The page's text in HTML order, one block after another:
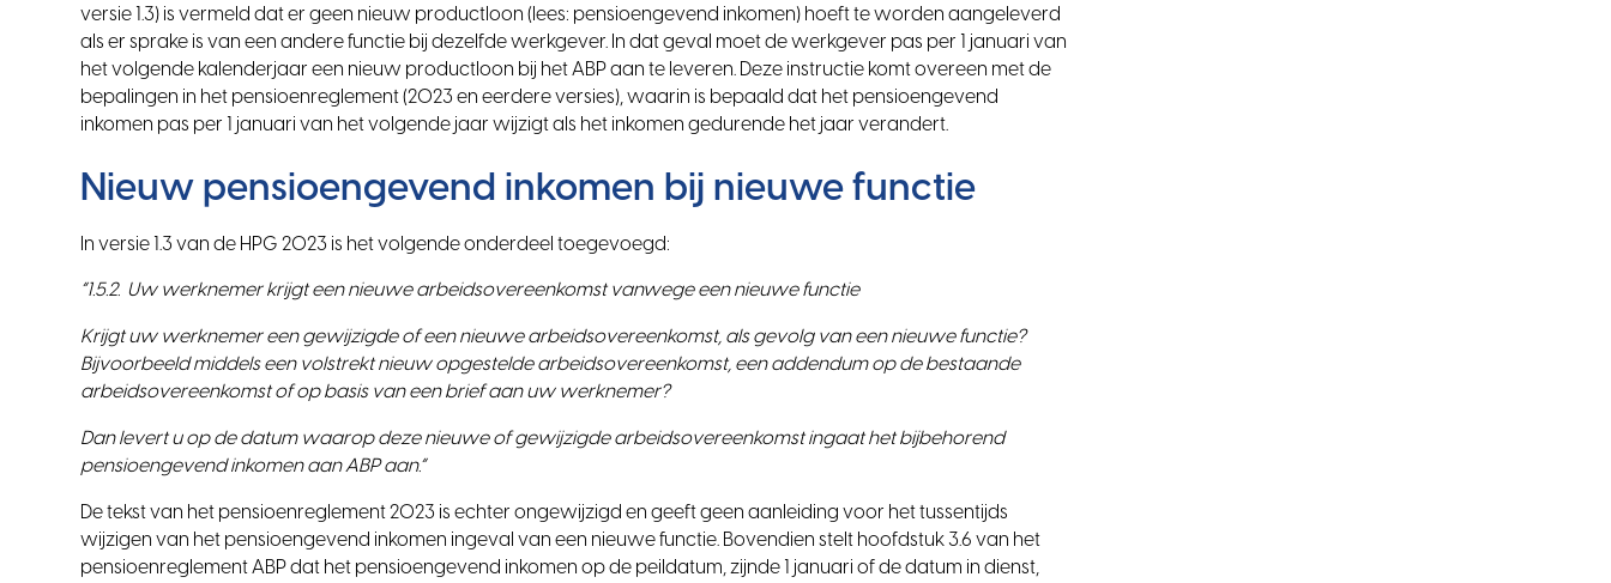
versie 1.3) is vermeld dat er geen nieuw productloon (lees: pensioengevend inkomen) hoeft te worden aangeleverd
als er sprake is van een andere functie bij dezelfde werkgever. In dat geval moet de werkgever pas per 1 januari van
het volgende kalenderjaar een nieuw productloon bij het ABP aan te leveren. Deze instructie komt overeen met de
bepalingen in het pensioenreglement (2023 en eerdere versies), waarin is bepaald dat het pensioengevend
inkomen pas per 1 januari van het volgende jaar wijzigt als het inkomen gedurende het jaar verandert.
Nieuw pensioengevend inkomen bij nieuwe functie
In versie 1.3 van de HPG 2023 is het volgende onderdeel toegevoegd:
“1.5.2. Uw werknemer krijgt een nieuwe arbeidsovereenkomst vanwege een nieuwe functie
Krijgt uw werknemer een gewijzigde of een nieuwe arbeidsovereenkomst, als gevolg van een nieuwe functie?
Bijvoorbeeld middels een volstrekt nieuw opgestelde arbeidsovereenkomst, een addendum op de bestaande
arbeidsovereenkomst of op basis van een brief aan uw werknemer?
Dan levert u op de datum waarop deze nieuwe of gewijzigde arbeidsovereenkomst ingaat het bijbehorend
pensioengevend inkomen aan ABP aan.”
De tekst van het pensioenreglement 2023 is echter ongewijzigd en geeft geen aanleiding voor het tussentijds
wijzigen van het pensioengevend inkomen ingeval van een nieuwe functie. Bovendien stelt hoofdstuk 3.6 van het
pensioenreglement ABP dat het pensioengevend inkomen op de peildatum, zijnde 1 januari of de datum in dienst,